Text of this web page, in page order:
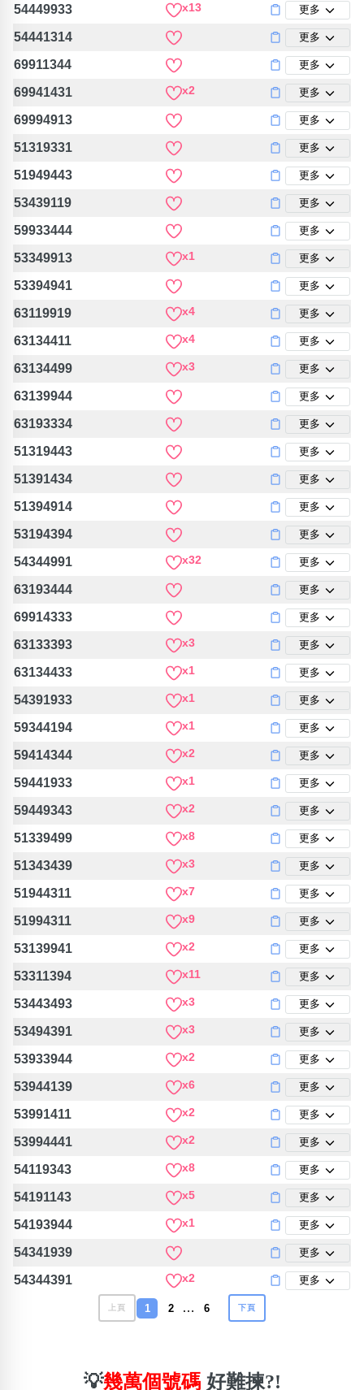
搜尋
54449933 x13 更多
54441314 更多
69911344 更多
69941431 x2 更多
69994913 更多
51319331 更多
51949443 更多
53439119 更多
59933444 更多
53349913 x1 更多
53394941 更多
63119919 x4 更多
63134411 x4 更多
63134499 x3 更多
63139944 更多
63193334 更多
51319443 更多
51391434 更多
51394914 更多
53194394 更多
54344991 x32 更多
63193444 更多
69914333 更多
63133393 x3 更多
63134433 x1 更多
54391933 x1 更多
59344194 x1 更多
59414344 x2 更多
59441933 x1 更多
59449343 x2 更多
51339499 x8 更多
51343439 x3 更多
51944311 x7 更多
51994311 x9 更多
53139941 x2 更多
53311394 x11 更多
53443493 x3 更多
53494391 x3 更多
53933944 x2 更多
53944139 x6 更多
53991411 x2 更多
53994441 x2 更多
54119343 x8 更多
54191143 x5 更多
54193944 x1 更多
54341939 更多
54344391 x2 更多
上頁 1 2 … 6 下頁
💡幾萬個號碼 好難揀?!